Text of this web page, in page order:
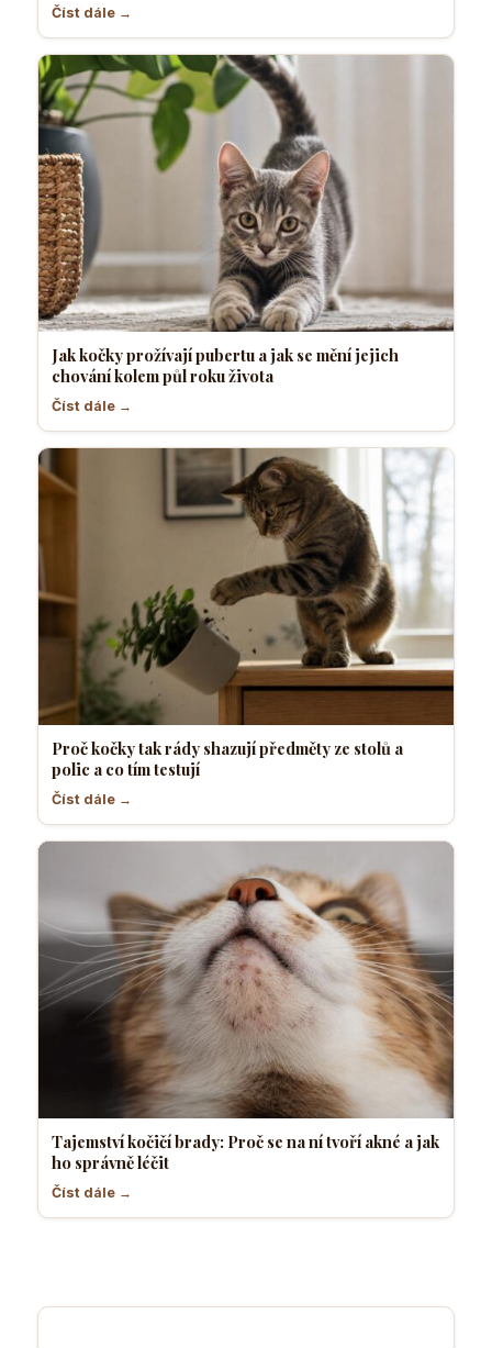
Číst dále →
Jak kočky prožívají pubertu a jak se mění jejich
chování kolem půl roku života
Číst dále →
Proč kočky tak rády shazují předměty ze stolů a
polic a co tím testují
Číst dále →
Tajemství kočičí brady: Proč se na ní tvoří akné a jak
ho správně léčit
Číst dále →